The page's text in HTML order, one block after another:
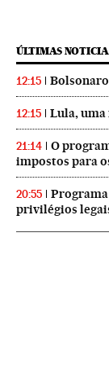
ÚLTIMAS
12:15
12:15 Lula,
21:14
O
impostos para
20:55
privilégios